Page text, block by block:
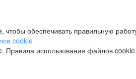
обеспечивать правильную
cookie
Правила использования файлов cookie